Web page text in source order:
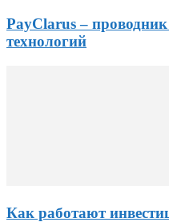
PayClarus –
технологий
Как работают